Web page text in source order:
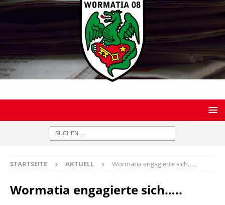
STARTSEITE AKTUELL Wormatia engagierte sich…..
Wormatia engagierte sich…..